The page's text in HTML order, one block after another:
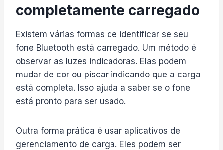
completamente carregado
Existem várias formas de identificar se seu
fone Bluetooth está carregado. Um método é
observar as luzes indicadoras. Elas podem
mudar de cor ou piscar indicando que a carga
está completa. Isso ajuda a saber se o fone
está pronto para ser usado.
Outra forma prática é usar aplicativos de
gerenciamento de carga. Eles podem ser